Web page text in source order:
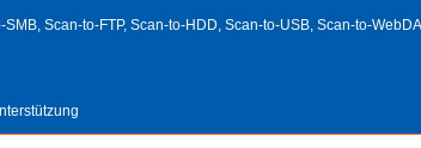
Scan-to-FTP, Scan-to-HDD, Scan-to-USB, Scan-to-